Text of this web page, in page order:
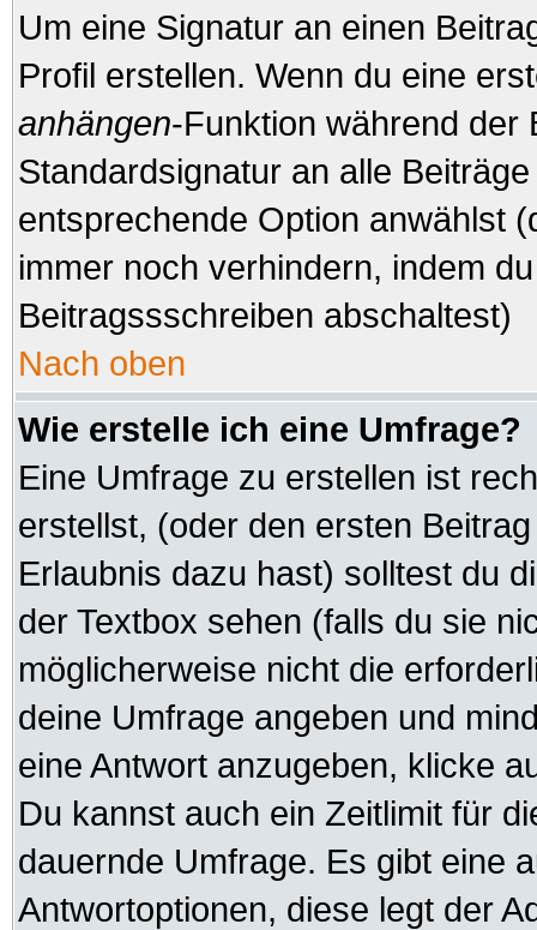
Um eine Signatur an einen
Profil erstellen. Wenn du eine
anhängen-Funktion während der
Standardsignatur an alle
entsprechende Option anwählst
immer noch verhindern, indem
Beitragssschreiben abschaltest)
Nach oben
Wie erstelle ich eine Umfrage?
Eine Umfrage zu erstellen ist
erstellst, (oder den ersten
Erlaubnis dazu hast) solltest du
der Textbox sehen (falls du sie
möglicherweise nicht die
deine Umfrage angeben und
eine Antwort anzugeben, klicke
Du kannst auch ein Zeitlimit für
dauernde Umfrage. Es gibt eine
Antwortoptionen, diese legt der